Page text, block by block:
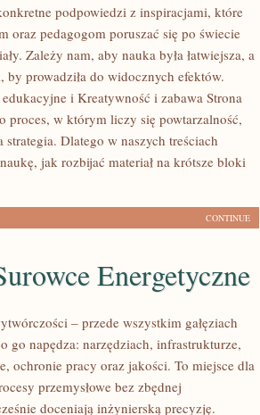
podpowiedzi z inspiracjami, które
oraz pedagogom poruszać się po świecie
Zależy nam, aby nauka była łatwiejsza, a
by prowadziła do widocznych efektów.
i Kreatywność i zabawa Strona
proces, w którym liczy się powtarzalność,
Dlatego w naszych treściach
jak rozbijać materiał na krótsze bloki
CONTINUE
Energetyczne
– przede wszystkim gałęziach
go napędza: narzędziach, infrastrukturze,
ochronie pracy oraz jakości. To miejsce dla
przemysłowe bez zbędnej
doceniają inżynierską precyzję.